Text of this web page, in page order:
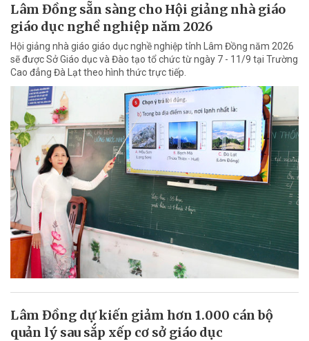
Lâm Đồng sẵn sàng cho Hội giảng nhà giáo
giáo dục nghề nghiệp năm 2026
Hội giảng nhà giáo giáo dục nghề nghiệp tỉnh Lâm Đồng năm 2026
sẽ được Sở Giáo dục và Đào tạo tổ chức từ ngày 7 - 11/9 tại Trường
Cao đẳng Đà Lạt theo hình thức trực tiếp.
Lâm Đồng dự kiến giảm hơn 1.000 cán bộ
quản lý sau sắp xếp cơ sở giáo dục